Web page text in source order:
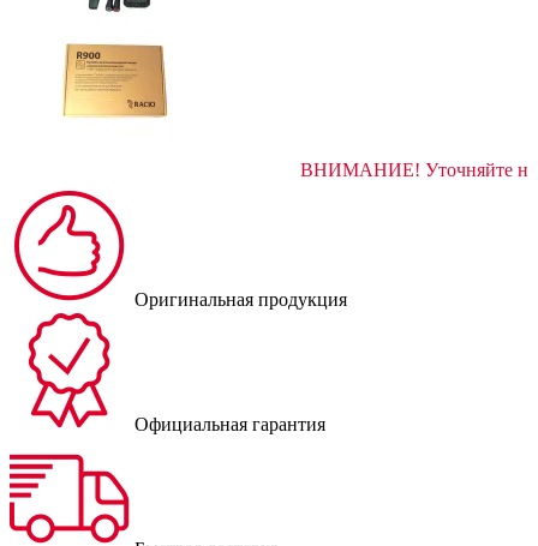
ВНИМАНИЕ!
Оригинальная продукция
Официальная гарантия